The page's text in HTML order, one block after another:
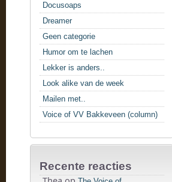
Docusoaps
Dreamer
Geen categorie
Humor om te lachen
Lekker is anders..
Look alike van de week
Mailen met..
Voice of VV Bakkeveen (column)
Recente reacties